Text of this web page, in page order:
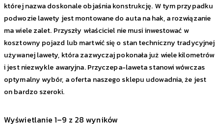
której nazwa doskonale objaśnia konstrukcję. W tym przypadku
podwozie lawety jest montowane do auta na hak, a rozwiązanie
ma wiele zalet. Przyszły właściciel nie musi inwestować w
kosztowny pojazd lub martwić się o stan techniczny tradycyjnej
używanej lawety, która zazwyczaj pokonała już wiele kilometrów
i jest niezwykle awaryjna. Przyczepa-laweta stanowi wówczas
optymalny wybór, a oferta naszego sklepu udowadnia, że jest
on bardzo szeroki.
Wyświetlanie 1–9 z 28 wyników